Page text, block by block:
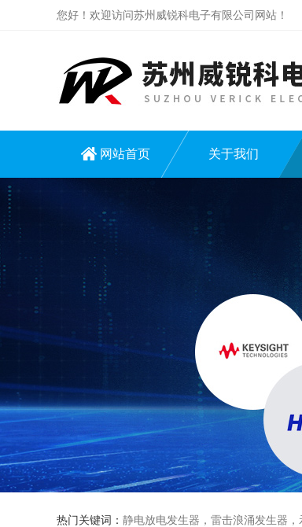
您好！欢迎访问苏州威锐科电子有限公司网站！
网站首页 关于我们
热门关键词： 静电放电发生器，雷击浪涌发生器，示波